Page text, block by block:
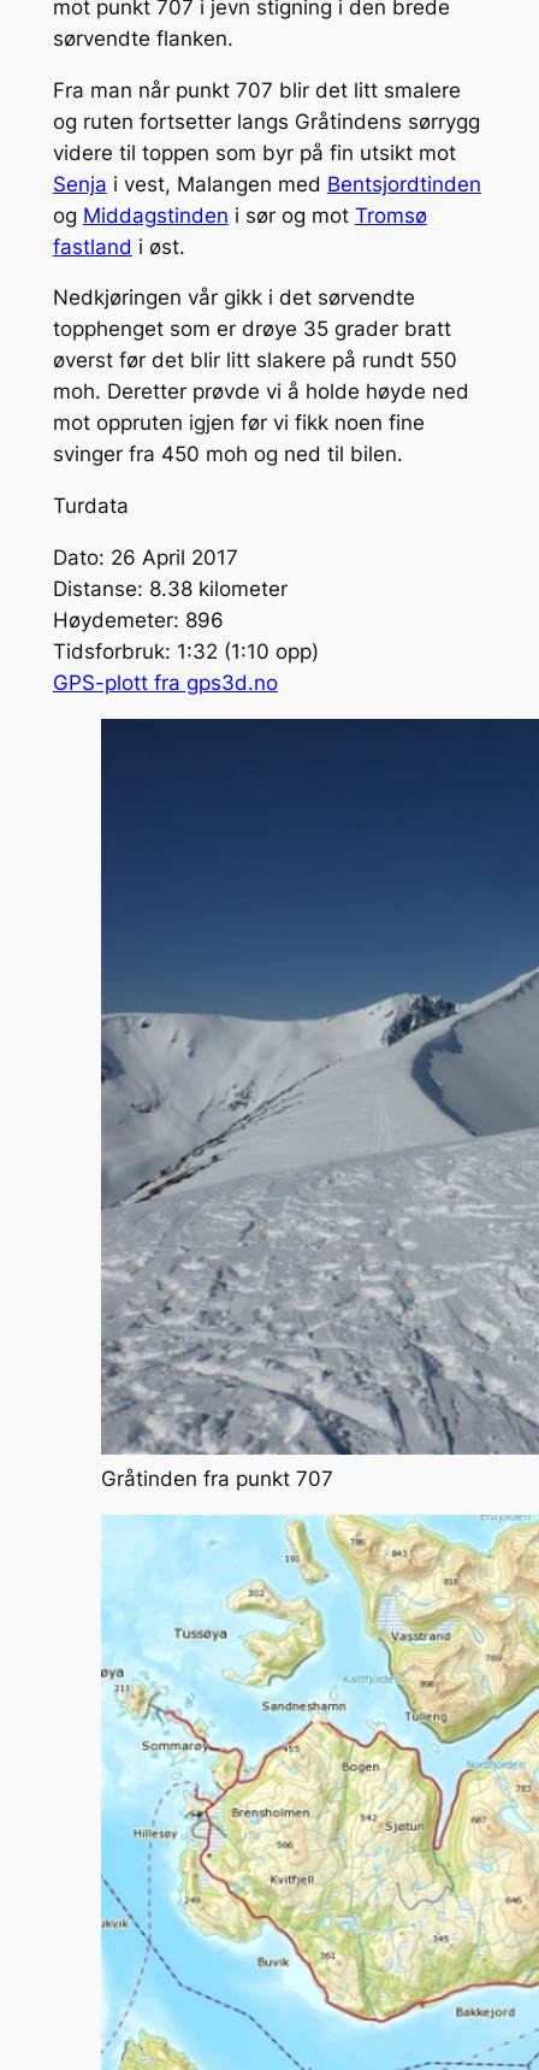
mot punkt 707 i jevn stigning i den brede
sørvendte flanken.
Fra man når punkt 707 blir det litt smalere
og ruten fortsetter langs Gråtindens sørrygg
videre til toppen som byr på fin utsikt mot
Senja i vest, Malangen med Bentsjordtinden
og Middagstinden i sør og mot Tromsø
fastland i øst.
Nedkjøringen vår gikk i det sørvendte
topphenget som er drøye 35 grader bratt
øverst før det blir litt slakere på rundt 550
moh. Deretter prøvde vi å holde høyde ned
mot oppruten igjen før vi fikk noen fine
svinger fra 450 moh og ned til bilen.
Turdata
Dato: 26 April 2017
Distanse: 8.38 kilometer
Høydemeter: 896
Tidsforbruk: 1:32 (1:10 opp)
GPS-plott fra gps3d.no
Gråtinden fra punkt 707